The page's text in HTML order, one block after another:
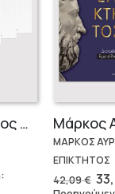
Σειρά Πλάτωνος Πολιτεία
ΜΑΡΚΟΣ
ΕΠΙΚΤΗΤΟΣ
42,09€